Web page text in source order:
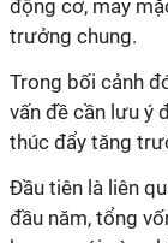
động cơ, may
trưởng chung.
Trong bối cảnh
vấn đề cần lưu ý
thúc đẩy tăng
Đầu tiên là liên
đầu năm, tổng